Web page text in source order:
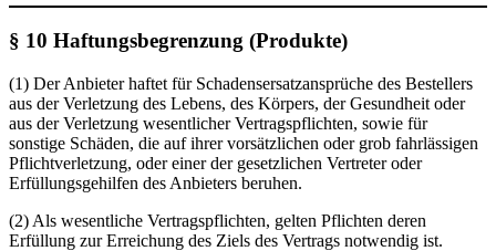
§ 10 Haftungsbegrenzung (Produkte)
(1) Der Anbieter haftet für Schadensersatzansprüche des Bestellers
aus der Verletzung des Lebens, des Körpers, der Gesundheit oder
aus der Verletzung wesentlicher Vertragspflichten, sowie für
sonstige Schäden, die auf ihrer vorsätzlichen oder grob fahrlässigen
Pflichtverletzung, oder einer der gesetzlichen Vertreter oder
Erfüllungsgehilfen des Anbieters beruhen.
(2) Als wesentliche Vertragspflichten, gelten Pflichten deren
Erfüllung zur Erreichung des Ziels des Vertrags notwendig ist.